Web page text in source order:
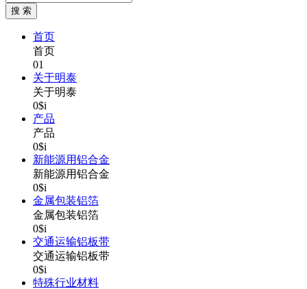
首页
首页
01
关于明泰
关于明泰
0$i
产品
产品
0$i
新能源用铝合金
新能源用铝合金
0$i
金属包装铝箔
金属包装铝箔
0$i
交通运输铝板带
交通运输铝板带
0$i
特殊行业材料